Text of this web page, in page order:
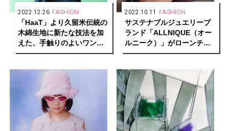
2022.12.26 FASHION
「HaaT」より久留米伝統の
木綿生地に新たな技法を加
えた、手触りのよいワンピ
ースやアルパカニットが発
2022.10.11 FASHION
サステナブルジュエリーブ
ランド「ALLNIQUE（オー
ルニーク）」がローンチ。
古澤朋子、小林モー子、福
ンも